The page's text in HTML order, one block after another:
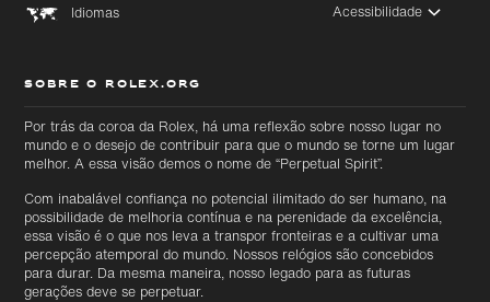
Ir
diretamente
para o
conteúdo
principal
Ir
diretamente
rodapé
Idiomas Acessibilidade
SOBRE O ROLEX.ORG
Por trás da coroa da Rolex, há uma reflexão sobre nosso lugar no
mundo e o desejo de contribuir para que o mundo se torne um lugar
melhor. A essa visão demos o nome de “Perpetual Spirit”.
Com inabalável confiança no potencial ilimitado do ser humano, na
possibilidade de melhoria contínua e na perenidade da excelência,
essa visão é o que nos leva a transpor fronteiras e a cultivar uma
percepção atemporal do mundo. Nossos relógios são concebidos
para durar. Da mesma maneira, nosso legado para as futuras
gerações deve se perpetuar.